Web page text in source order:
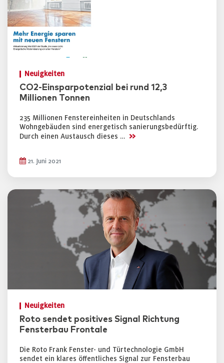
Neuigkeiten
CO2-Einsparpotenzial bei rund 12,3
Millionen Tonnen
235 Millionen Fenstereinheiten in Deutschlands
Wohngebäuden sind energetisch sanierungsbedürftig.
Durch einen Austausch dieses … >>
21. Juni 2021
Neuigkeiten
Roto sendet positives Signal Richtung
Fensterbau Frontale
Die Roto Frank Fenster- und Türtechnologie GmbH
sendet ein klares öffentliches Signal zur Fensterbau